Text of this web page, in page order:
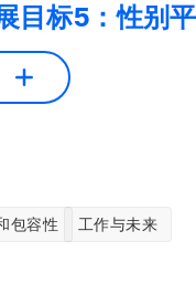
目标5：性别
包容性 工作与未来